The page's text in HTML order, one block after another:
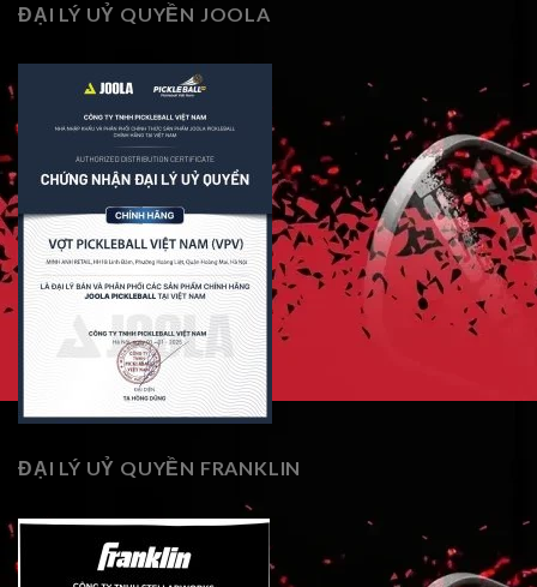
ĐẠI LÝ UỶ QUYỀN JOOLA
ĐẠI LÝ UỶ QUYỀN FRANKLIN